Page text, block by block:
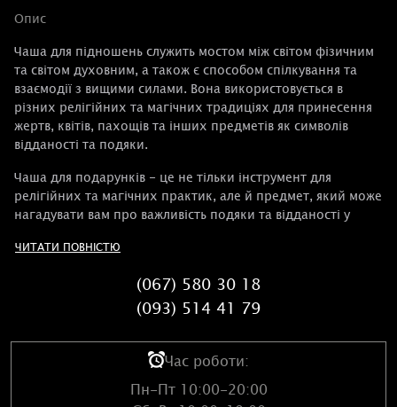
Опис
Чаша для підношень служить мостом між світом фізичним
та світом духовним, а також є способом спілкування та
взаємодії з вищими силами. Вона використовується в
різних релігійних та магічних традиціях для принесення
жертв, квітів, пахощів та інших предметів як символів
відданості та подяки.
Чаша для подарунків - це не тільки інструмент для
релігійних та магічних практик, але й предмет, який може
нагадувати вам про важливість подяки та відданості у
зв'язок із духовним світом і природою, а також приверне
ЧИТАТИ ПОВНІСТЮ
(067) 580 30 18
(093) 514 41 79
Час роботи:
Пн-Пт 10:00-20:00